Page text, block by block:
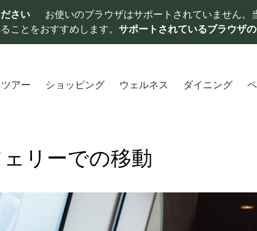
さい
お使いのブラウザはサポートされていません。
ことをおすすめします。 サポートされているブラウザ
アー ショッピング ウェルネス ダイニング
ェリーでの移動